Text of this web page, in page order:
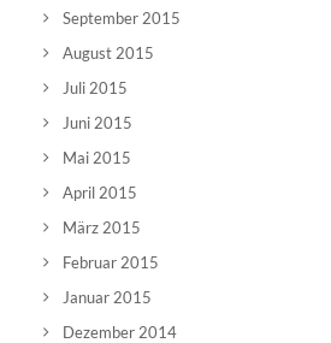
September 2015
August 2015
Juli 2015
Juni 2015
Mai 2015
April 2015
März 2015
Februar 2015
Januar 2015
Dezember 2014